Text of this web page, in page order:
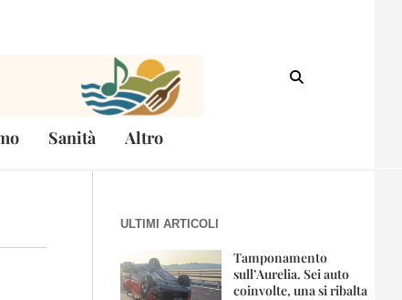
Sanità Altro
ULTIMI ARTICOLI
Tamponamento
sull’Aurelia. Sei auto
coinvolte, una si ribalta